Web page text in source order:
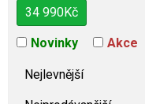
34 990Kč
Novinky Akce
Nejlevnější